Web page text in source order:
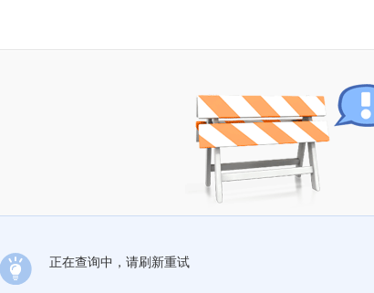
正在查询中，请刷新重试